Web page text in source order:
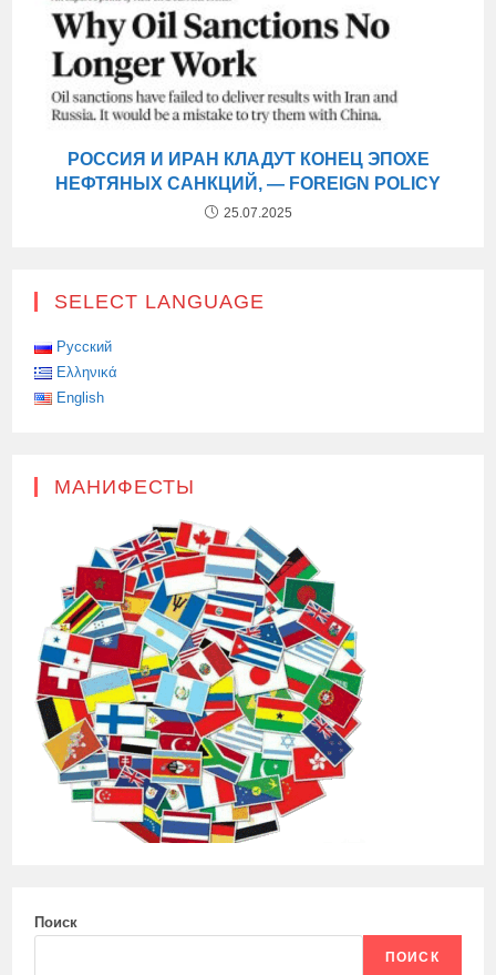
РОССИЯ И ИРАН КЛАДУТ КОНЕЦ ЭПОХЕ
НЕФТЯНЫХ САНКЦИЙ, — FOREIGN POLICY
25.07.2025
SELECT LANGUAGE
Русский
Ελληνικά
English
МАНИФЕСТЫ
Поиск
ПОИСК